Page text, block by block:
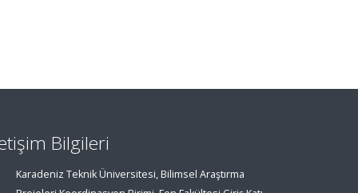
Bilgileri
Karadeniz Teknik Üniversitesi, Bilimsel Araştırma